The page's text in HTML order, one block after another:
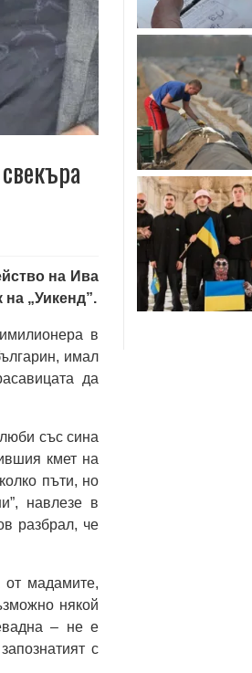
на Ива
„Уикенд”.
в
имал
да
със сина
кмет на
пъти, но
навлезе в
разбрал, че
от мадамите,
някой
– не е
с